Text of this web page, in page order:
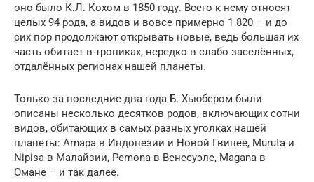
оно было К.Л. Кохом в 1850 году. Всего к нему относят
целых 94 рода, а видов и вовсе примерно 1 820 – и до
сих пор продолжают открывать новые, ведь большая их
часть обитает в тропиках, нередко в слабо заселённых,
отдалённых регионах нашей планеты.
Только за последние два года Б. Хьюбером были
описаны несколько десятков родов, включающих сотни
видов, обитающих в самых разных уголках нашей
планеты: Arnapa в Индонезии и Новой Гвинее, Muruta и
Nipisa в Малайзии, Pemona в Венесуэле, Magana в
Омане – и так далее.